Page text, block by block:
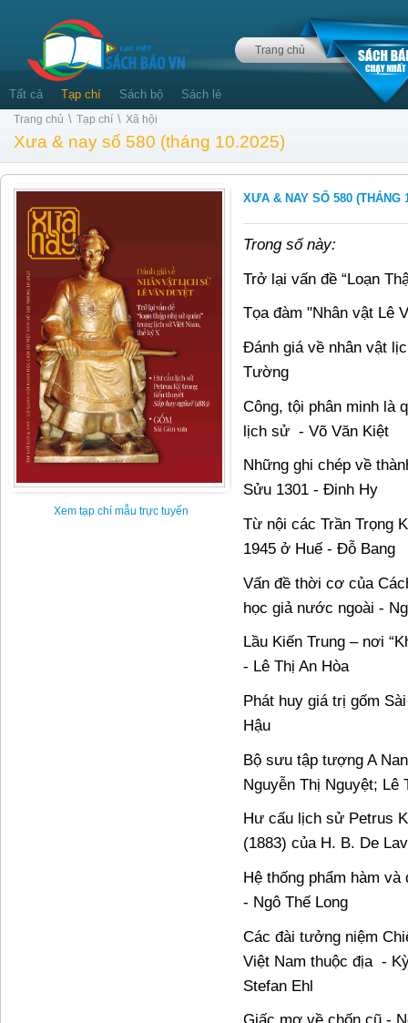
Trang chủ
Tất cả Tạp chí Sách bộ Sách lẻ
Trang chủ \ Tạp chí \ Xã hội
Xưa & nay số 580 (tháng 10.2025)
Xem tạp chí mẫu trực tuyến
XƯA & NAY SỐ 580 (THÁNG
Trong số này:
Trở lại vấn đề “Loạn
Tọa đàm "Nhân vật Lê
Đánh giá về nhân vật
Tường
Công, tội phân minh là
lịch sử - Võ Văn Kiệt
Những ghi chép về
Sửu 1301 - Đinh Hy
Từ nội các Trần Trọng
1945 ở Huế - Đỗ Bang
Vấn đề thời cơ của
học giả nước ngoài -
Lầu Kiến Trung – nơi
- Lê Thị An Hòa
Phát huy giá trị gốm
Hậu
Bộ sưu tập tượng A
Nguyễn Thị Nguyệt; Lê
Hư cấu lịch sử Petrus
(1883) của H. B. De
Hệ thống phẩm hàm
- Ngô Thế Long
Các đài tưởng niệm
Việt Nam thuộc địa -
Stefan Ehl